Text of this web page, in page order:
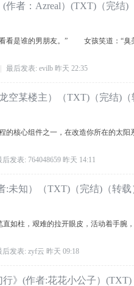
(作者：Azreal）(TXT)（完结)
看是谁的男朋友。” 女孩笑道：“臭
最后发表: evilb 昨天 22:35
空某楼主）（TXT)（完结)
的核心组件之一，在改造你所在的太
后发表: 764048659 昨天 14:11
:未知）（TXT)（完结)（转载
如柱，艰难的拉开眼皮，活动着手腕
后发表: zyf云 昨天 09:18
行》(作者:花花小公子）